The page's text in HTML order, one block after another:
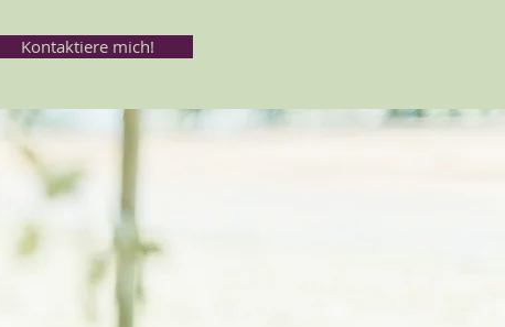
Kontaktiere mich!